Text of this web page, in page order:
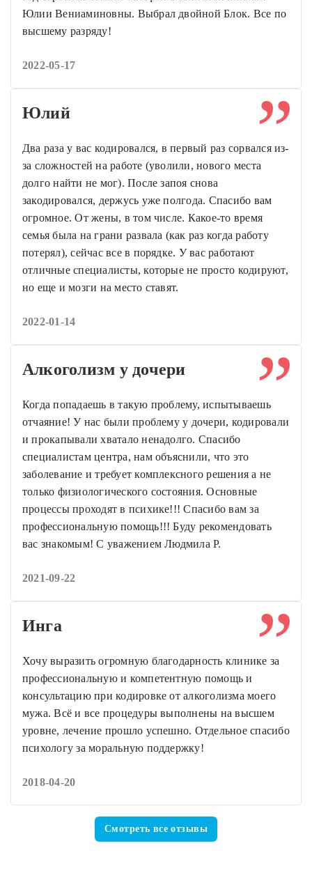
Юлии Вениаминовны. Выбрал двойной Блок. Все по
высшему разряду!
2022-05-17
Юлий
Два раза у вас кодировался, в первый раз сорвался из-
за сложностей на работе (уволили, нового места
долго найти не мог). После запоя снова
закодировался, держусь уже полгода. Спасибо вам
огромное. От жены, в том числе. Какое-то время
семья была на грани развала (как раз когда работу
потерял), сейчас все в порядке. У вас работают
отличные специалисты, которые не просто кодируют,
но еще и мозги на место ставят.
2022-01-14
Алкоголизм у дочери
Когда попадаешь в такую проблему, испытываешь
отчаяние! У нас были проблему у дочери, кодировали
и прокапывали хватало ненадолго. Спасибо
специалистам центра, нам объяснили, что это
заболевание и требует комплексного решения а не
только физиологического состояния. Основные
процессы проходят в психике!!! Спасибо вам за
профессиональную помощь!!! Буду рекомендовать
вас знакомым! С уважением Людмила Р.
2021-09-22
Инга
Хочу выразить огромную благодарность клинике за
профессиональную и компетентную помощь и
консультацию при кодировке от алкоголизма моего
мужа. Всё и все процедуры выполнены на высшем
уровне, лечение прошло успешно. Отдельное спасибо
психологу за моральную поддержку!
2018-04-20
Смотреть все отзывы